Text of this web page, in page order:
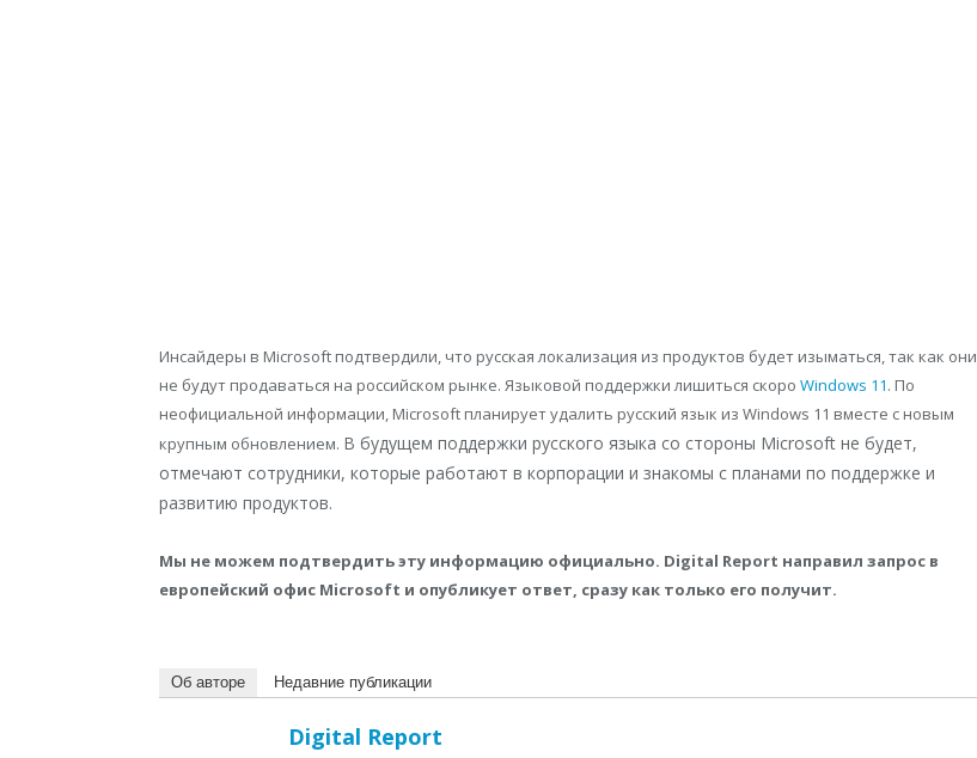
Инсайдеры в Microsoft подтвердили, что русская локализация из продуктов будет изыматься, так как они
не будут продаваться на российском рынке. Языковой поддержки лишиться скоро Windows 11. По
неофициальной информации, Microsoft планирует удалить русский язык из Windows 11 вместе с новым
крупным обновлением. В будущем поддержки русского языка со стороны Microsoft не будет,
отмечают сотрудники, которые работают в корпорации и знакомы с планами по поддержке и
развитию продуктов.
Мы не можем подтвердить эту информацию официально. Digital Report направил запрос в
европейский офис Microsoft и опубликует ответ, сразу как только его получит.
Об авторе Недавние публикации
Digital Report